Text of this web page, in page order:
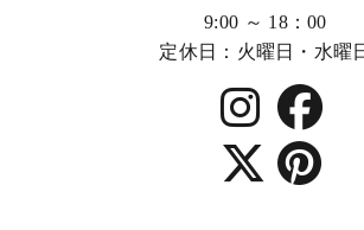
9:00 ～ 18：00
定休日：火曜日・水曜